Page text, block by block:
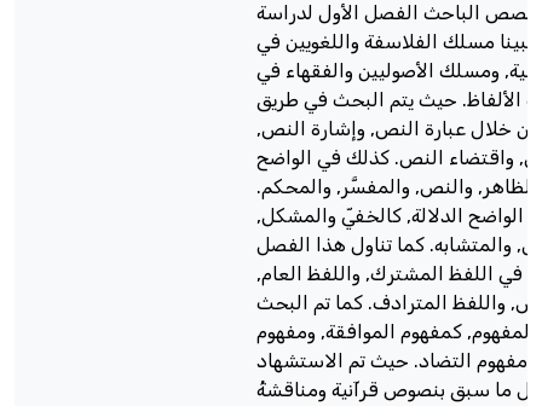
الباحث الفصل الأول لدراسة
مبينا مسلك الفلاسفة واللغويين في
ومسلك الأصوليين والفقهاء في
الألفاظ. حيث يتم البحث في طريق
خلال عبارة النص, وإشارة النص,
واقتضاء النص. كذلك في الواضح
كالظاهر, والنص, والمفسَّر, والمحكم.
الواضح الدلالة, كالخفيّ والمشكل,
والمتشابه. كما تناول هذا الفصل
في اللفظ المشترك, واللفظ العام,
واللفظ المترادف. كما تم البحث
كمفهوم الموافقة, ومفهوم
ومفهوم التضاد. حيث تم الاستشهاد
ما سبق بنصوص قرآنية ومناقشةُ